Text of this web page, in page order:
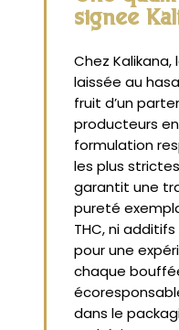
signée
Chez Kalikana,
laissée au
fruit d’un
producteurs
formulation
les plus
garantit une
pureté
THC, ni
pour une
chaque
dans le